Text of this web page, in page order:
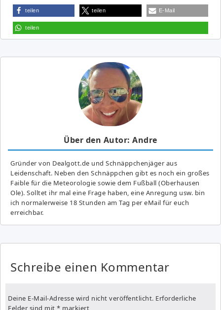
teilen teilen E-Mail
teilen
Über den Autor: Andre
Gründer von Dealgott.de und Schnäppchenjäger aus
Leidenschaft. Neben den Schnäppchen gibt es noch ein großes
Fai­ble für die Meteorologie sowie dem Fußball (Oberhausen
Ole). Solltet ihr mal eine Frage haben, eine Anregung usw. bin
ich normalerweise 18 Stunden am Tag per eMail für euch
erreichbar.
Schreibe einen Kommentar
Deine E-Mail-Adresse wird nicht veröffentlicht. Erforderliche
Felder sind mit * markiert